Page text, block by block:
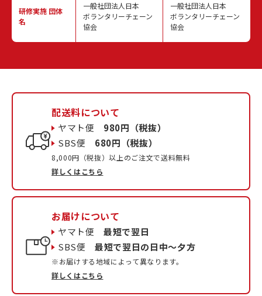
研修実施 団体
名
一般社団法人日本
ボランタリーチェーン
協会
一般社団法人日本
ボランタリーチェーン
協会
配送料について
ヤマト便 980円（税抜）
SBS便 680円（税抜）
8,000円（税抜）以上のご注文で送料無料
詳しくはこちら
お届けについて
ヤマト便最短で翌日
SBS便最短で翌日の日中〜夕方
※お届けする地域によって異なります。
詳しくはこちら